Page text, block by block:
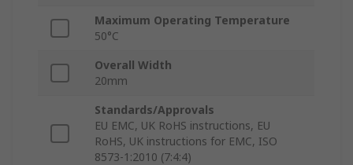
Maximum Operating Temperature
50°C
Overall Width
20mm
Standards/Approvals
EU EMC, UK RoHS instructions, EU
RoHS, UK instructions for EMC, ISO
8573-1:2010 (7:4:4)